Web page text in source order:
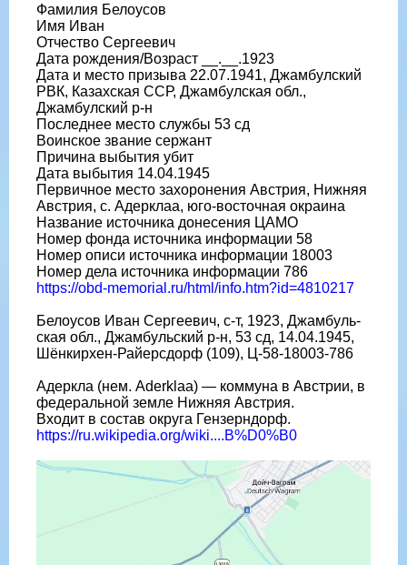
Фамилия Белоусов
Имя Иван
Отчество Сергеевич
Дата рождения/Возраст __.__.1923
Дата и место призыва 22.07.1941, Джамбулский
РВК, Казахская ССР, Джамбулская обл.,
Джамбулский р-н
Последнее место службы 53 сд
Воинское звание сержант
Причина выбытия убит
Дата выбытия 14.04.1945
Первичное место захоронения Австрия, Нижняя
Австрия, с. Адерклаа, юго-восточная окраина
Название источника донесения ЦАМО
Номер фонда источника информации 58
Номер описи источника информации 18003
Номер дела источника информации 786
https://obd-memorial.ru/html/info.htm?id=4810217
Белоусов Иван Сергеевич, с-т, 1923, Джамбуль-
ская обл., Джамбульский р-н, 53 сд, 14.04.1945,
Шёнкирхен-Райерсдорф (109), Ц-58-18003-786
Адеркла (нем. Aderklaa) — коммуна в Австрии, в
федеральной земле Нижняя Австрия.
Входит в состав округа Гензерндорф.
https://ru.wikipedia.org/wiki....B%D0%B0